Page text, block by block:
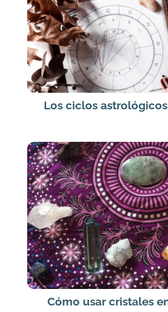
Los ciclos
Cómo usar cristales